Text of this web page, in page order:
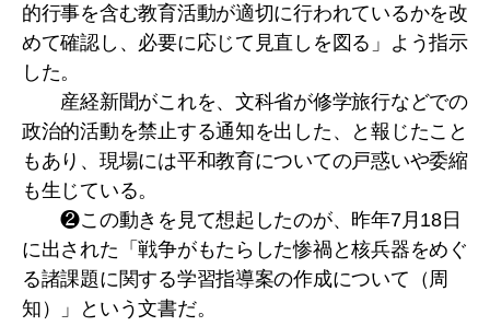
的行事を含む教育活動が適切に行われているかを改
めて確認し、必要に応じて見直しを図る」よう指示
した。
産経新聞がこれを、文科省が修学旅行などでの
政治的活動を禁止する通知を出した、と報じたこと
もあり、現場には平和教育についての戸惑いや委縮
も生じている。
❷この動きを見て想起したのが、昨年7月18日
に出された「戦争がもたらした惨禍と核兵器をめぐ
る諸課題に関する学習指導案の作成について（周
知）」という文書だ。